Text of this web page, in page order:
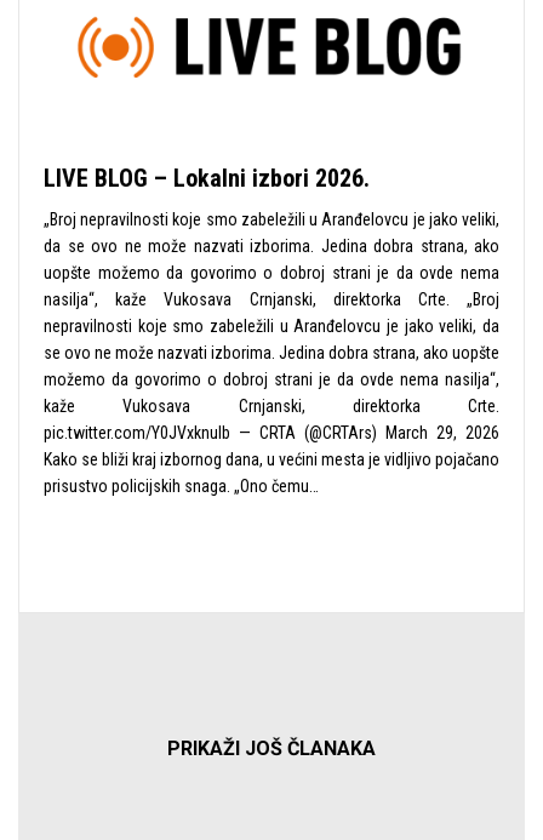
LIVE BLOG – Lokalni izbori 2026.
„Broj nepravilnosti koje smo zabeležili u Aranđelovcu je jako veliki,
da se ovo ne može nazvati izborima. Jedina dobra strana, ako
uopšte možemo da govorimo o dobroj strani je da ovde nema
nasilja“, kaže Vukosava Crnjanski, direktorka Crte. „Broj
nepravilnosti koje smo zabeležili u Aranđelovcu je jako veliki, da
se ovo ne može nazvati izborima. Jedina dobra strana, ako uopšte
možemo da govorimo o dobroj strani je da ovde nema nasilja“,
kaže Vukosava Crnjanski, direktorka Crte.
pic.twitter.com/Y0JVxknulb — CRTA (@CRTArs) March 29, 2026
Kako se bliži kraj izbornog dana, u većini mesta je vidljivo pojačano
prisustvo policijskih snaga. „Ono čemu…
PRIKAŽI JOŠ ČLANAKA